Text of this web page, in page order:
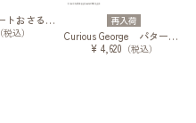
デニムミニトートおさるのジョージ
（税込）
再入荷
Curious George パターンミニショルダー
¥ 4,620 （税込）